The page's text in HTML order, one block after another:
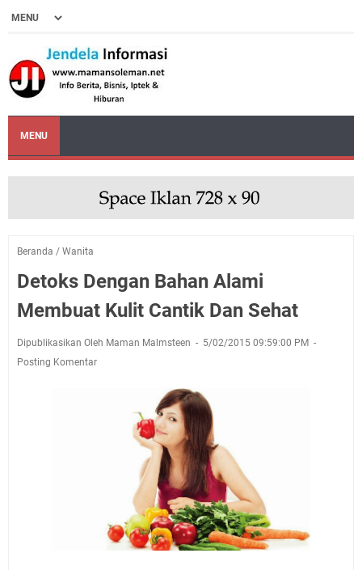
MENU
Beranda / Wanita
Detoks Dengan Bahan Alami
Membuat Kulit Cantik Dan Sehat
Dipublikasikan Oleh Maman Malmsteen
5/02/2015 09:59:00 PM
Posting Komentar